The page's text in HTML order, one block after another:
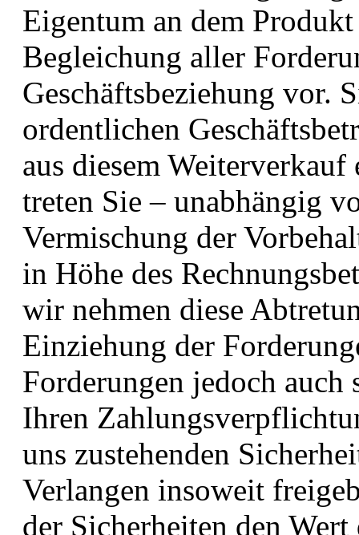
Eigentum an dem
Begleichung aller
Geschäftsbeziehung vor.
ordentlichen
aus diesem
treten Sie – unabhängig
Vermischung der
in Höhe des
wir nehmen diese
Einziehung der
Forderungen jedoch auch
Ihren
uns zustehenden
Verlangen insoweit
der Sicherheiten den